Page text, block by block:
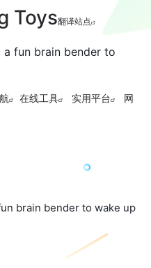
Toys翻译站点
fun brain bender to
在线工具 实用平台
网
brain bender to wake up